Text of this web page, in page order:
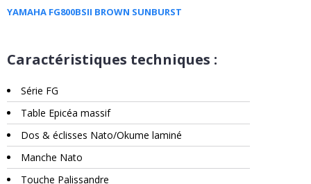
YAMAHA FG800BSII BROWN SUNBURST
Caractéristiques techniques :
Série FG
Table Epicéa massif
Dos & éclisses Nato/Okume laminé
Manche Nato
Touche Palissandre